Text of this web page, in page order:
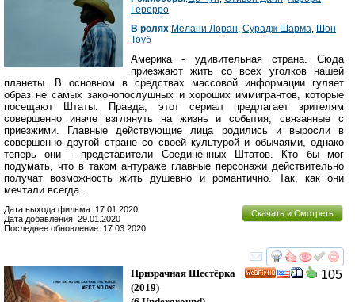
Герерро
В ролях:Мелани Лоран, Сурадж Шарма, Шон
Тоуб
Америка - удивительная страна. Сюда
приезжают жить со всех уголков нашей
планеты. В основном в средствах массовой информации гуляет
образ не самых законопослушных и хороших иммигрантов, которые
посещают Штаты. Правда, этот сериал предлагает зрителям
совершенно иначе взглянуть на жизнь и события, связанные с
приезжими. Главные действующие лица родились и выросли в
совершенно другой стране со своей культурой и обычаями, однако
теперь они - представители Соединённых Штатов. Кто бы мог
подумать, что в таком антураже главные персонажи действительно
получат возможность жить душевно и романтично. Так, как они
мечтали всегда...
Скачать и Смотреть
Дата выхода фильма: 17.01.2020
Дата добавления: 29.01.2020
Последнее обновление: 17.03.2020
смотреть
105
Призрачная Шестёрка
(2019)